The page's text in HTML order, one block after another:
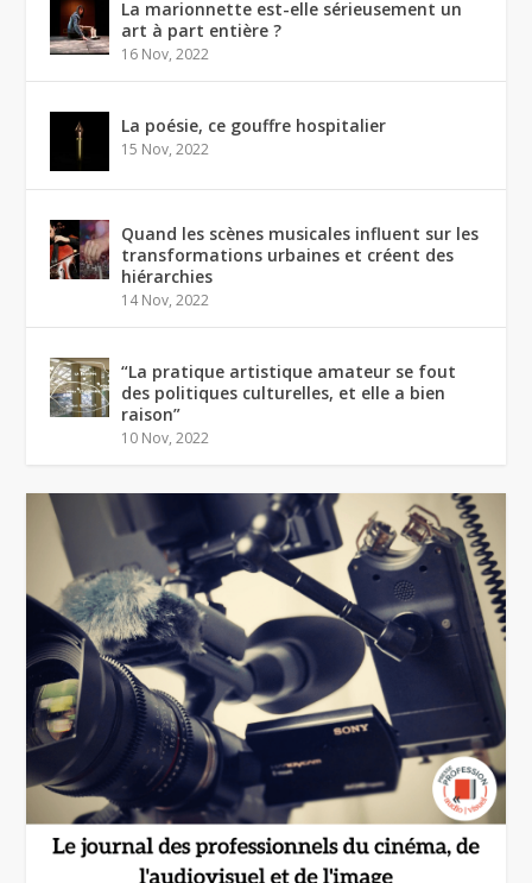
La marionnette est-elle sérieusement un
art à part entière ?
16 Nov, 2022
La poésie, ce gouffre hospitalier
15 Nov, 2022
Quand les scènes musicales influent sur les
transformations urbaines et créent des
hiérarchies
14 Nov, 2022
“La pratique artistique amateur se fout
des politiques culturelles, et elle a bien
raison”
10 Nov, 2022